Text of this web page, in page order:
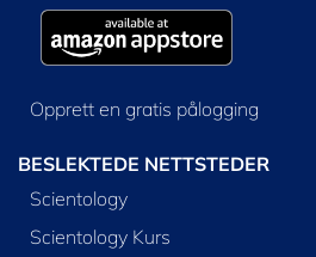
Opprett en gratis pålogging
BESLEKTEDE NETTSTEDER
Scientology
Scientology Kurs